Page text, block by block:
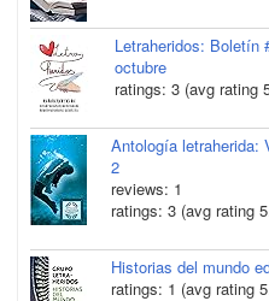
Letraheridos: Boletín
octubre
ratings: 3 (avg rating
Antología letraherida:
2
reviews: 1
ratings: 3 (avg rating
Historias del mundo
ratings: 1 (avg rating